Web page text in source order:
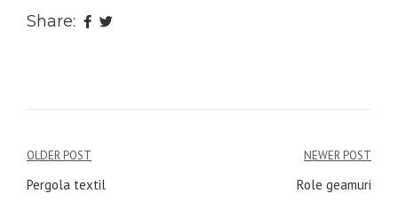
Share:
Navigare
în
OLDER POST
Pergola textil
NEWER POST
Role geamuri